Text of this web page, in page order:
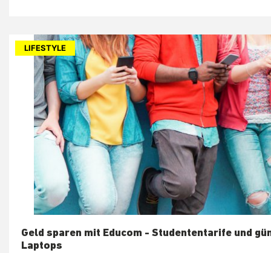
LIFESTYLE
Geld sparen mit Educom - Studententarife und
Laptops